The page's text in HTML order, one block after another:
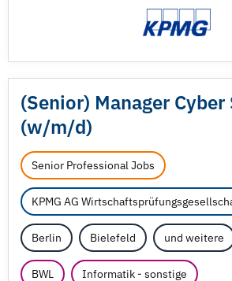
(Senior) Manager
(w/m/d)
Senior Professional Jobs
KPMG AG
Berlin Bielefeld und weitere
BWL Informatik - sonstige